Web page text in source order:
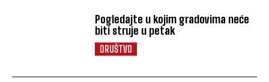
Pogledajte u kojim gradovima neće
biti struje u petak
DRUŠTVO